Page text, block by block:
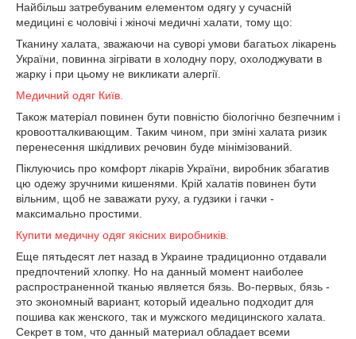
Найбільш затребуваним елементом одягу у сучасній
медицині є чоловічі і жіночі медичні халати, тому що:
Тканину халата, зважаючи на суворі умови багатьох лікарень
України, повинна зігрівати в холодну пору, охолоджувати в
жарку і при цьому не викликати алергії.
Медичний одяг Київ.
Також матеріал повинен бути повністю біологічно безпечним і
кровоотталкивающим. Таким чином, при зміні халата ризик
перенесення шкідливих речовин буде мінімізований.
Піклуючись про комфорт лікарів України, виробник збагатив
цю одежу зручними кишенями. Крій халатів повинен бути
вільним, щоб не заважати руху, а гудзики і гачки -
максимально простими.
Купити медичну одяг якісних виробників.
Еще пятьдесят лет назад в Украине традиционно отдавали
предпочтений хлопку. Но на данный момент наиболее
распространенной тканью является бязь. Во-первых, бязь -
это экономный вариант, который идеально подходит для
пошива как женского, так и мужского медицинского халата.
Секрет в том, что данный материал обладает всеми